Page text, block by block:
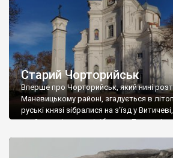
Старий Чорторийськ
Вперше про Чорторийськ, який нині
Маневицькому районі, згадується в
руські князі зібралися на з’їзд у
прийняте рішення відібрати у Давида
Чорторийськ. З цього невеликого, але
повідомлення, можна зробити